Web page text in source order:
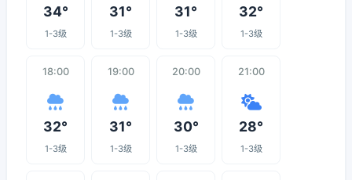
34°
1-3级
31°
1-3级
31°
1-3级
32°
1-3级
18:00
32°
1-3级
19:00
31°
1-3级
20:00
30°
1-3级
21:00
28°
1-3级